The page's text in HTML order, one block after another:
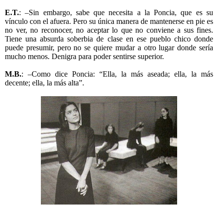
E.T.: –Sin embargo, sabe que necesita a la Poncia, que es su
vínculo con el afuera. Pero su única manera de mantenerse en pie es
no ver, no reconocer, no aceptar lo que no conviene a sus fines.
Tiene una absurda soberbia de clase en ese pueblo chico donde
puede presumir, pero no se quiere mudar a otro lugar donde sería
mucho menos. Denigra para poder sentirse superior.
M.B.: –Como dice Poncia: “Ella, la más aseada; ella, la más
decente; ella, la más alta”.